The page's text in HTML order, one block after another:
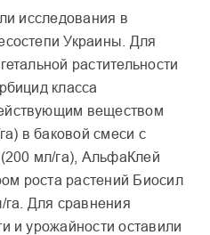
исследования в
Украины. Для
растительности
класса
веществом
в баковой смеси с
мл/га), АльфаКлей
роста растений Биосил
Для сравнения
и урожайности оставили